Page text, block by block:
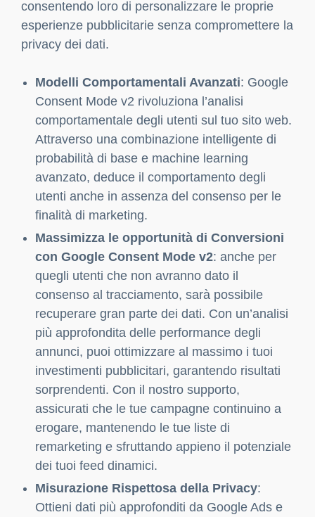
consentendo loro di personalizzare le proprie
esperienze pubblicitarie senza compromettere la
privacy dei dati.
Modelli Comportamentali Avanzati: Google
Consent Mode v2 rivoluziona l’analisi
comportamentale degli utenti sul tuo sito web.
Attraverso una combinazione intelligente di
probabilità di base e machine learning
avanzato, deduce il comportamento degli
utenti anche in assenza del consenso per le
finalità di marketing.
Massimizza le opportunità di Conversioni
con Google Consent Mode v2: anche per
quegli utenti che non avranno dato il
consenso al tracciamento, sarà possibile
recuperare gran parte dei dati. Con un’analisi
più approfondita delle performance degli
annunci, puoi ottimizzare al massimo i tuoi
investimenti pubblicitari, garantendo risultati
sorprendenti. Con il nostro supporto,
assicurati che le tue campagne continuino a
erogare, mantenendo le tue liste di
remarketing e sfruttando appieno il potenziale
dei tuoi feed dinamici.
Misurazione Rispettosa della Privacy:
Ottieni dati più approfonditi da Google Ads e